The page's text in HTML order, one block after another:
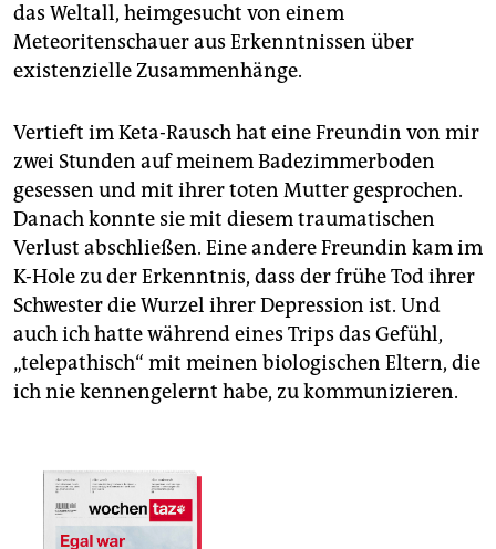
das Weltall, heimgesucht von einem
Meteoritenschauer aus Erkenntnissen über
existenzielle Zusammenhänge.
Vertieft im Keta-Rausch hat eine Freundin von mir
zwei Stunden auf meinem Badezimmerboden
gesessen und mit ihrer toten Mutter gesprochen.
Danach konnte sie mit diesem traumatischen
Verlust abschließen. Eine andere Freundin kam im
K-Hole zu der Erkenntnis, dass der frühe Tod ihrer
Schwester die Wurzel ihrer Depression ist. Und
auch ich hatte während eines Trips das Gefühl,
„telepathisch“ mit meinen biologischen Eltern, die
ich nie kennengelernt habe, zu kommunizieren.